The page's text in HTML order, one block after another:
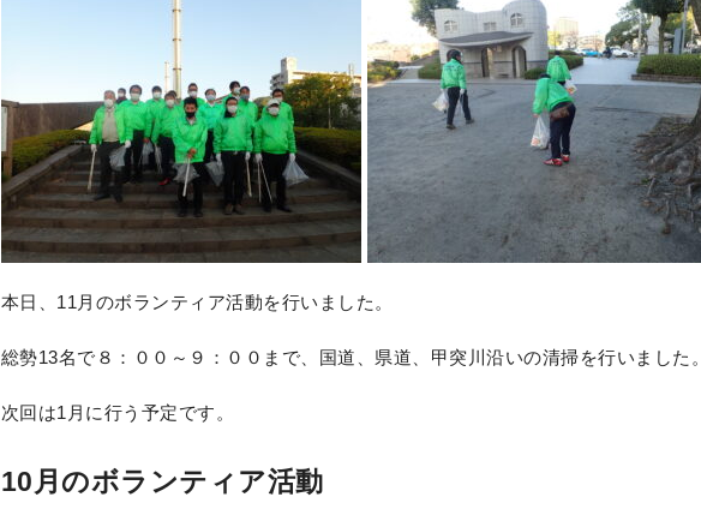
本日、11月のボランティア活動を行いました。
総勢13名で８：００～９：００まで、国道、県道、甲突川沿いの清掃を行いました。
次回は1月に行う予定です。
10月のボランティア活動